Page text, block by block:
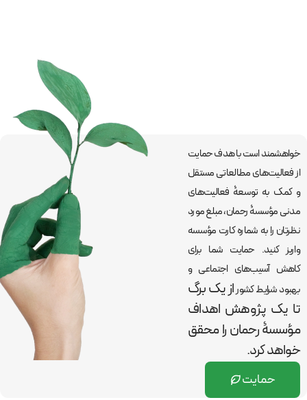
خواهشمند است با هدف حمایت
از فعالیت‌های مطالعاتی مستقل
و کمک به توسعۀ فعالیت‌های
مدنی مؤسسۀ رحمان، مبلغ مورد
نظرتان را به شماره کارت مؤسسه
واریز کنید. حمایت شما برای
کاهش آسیب‌های اجتماعی و
بهبود شرایط کشوراز یک برگ
تا یک پژوهش اهداف
مؤسسۀ رحمان رامحقق
خواهد کرد.
حمایت